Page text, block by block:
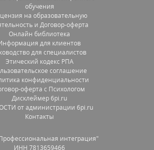
обучения
на образовательную
и Договор-оферта
Онлайн библиотека
для клиентов
для специалистов
Этический кодекс РПА
соглашение
конфиденциальности
оферта с Психологом
Дисклеймер 6pi.ru
от администрации 6pi.ru
Контакты
интеграция"
ИНН 7813659466